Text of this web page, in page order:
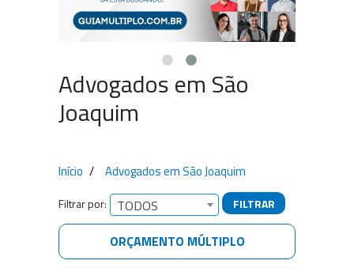
Advogados em São
Joaquim
Início Advogados em São Joaquim
Filtrar por: TODOS FILTRAR
ORÇAMENTO MÚLTIPLO